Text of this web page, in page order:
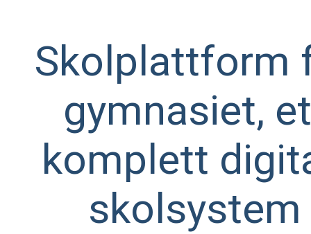
Skolplattform
gymnasiet,
komplett
skolsystem